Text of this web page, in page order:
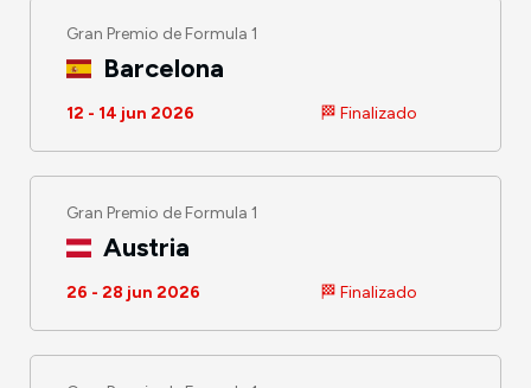
Gran Premio de Formula 1
Barcelona
12 - 14 jun 2026 🏁 Finalizado
Gran Premio de Formula 1
Austria
26 - 28 jun 2026 🏁 Finalizado